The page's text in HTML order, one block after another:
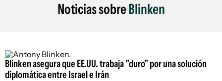
Noticias sobreBlinken
Blinken asegura que EE.UU. trabaja "duro" por una solución
diplomática entre Israel e Irán